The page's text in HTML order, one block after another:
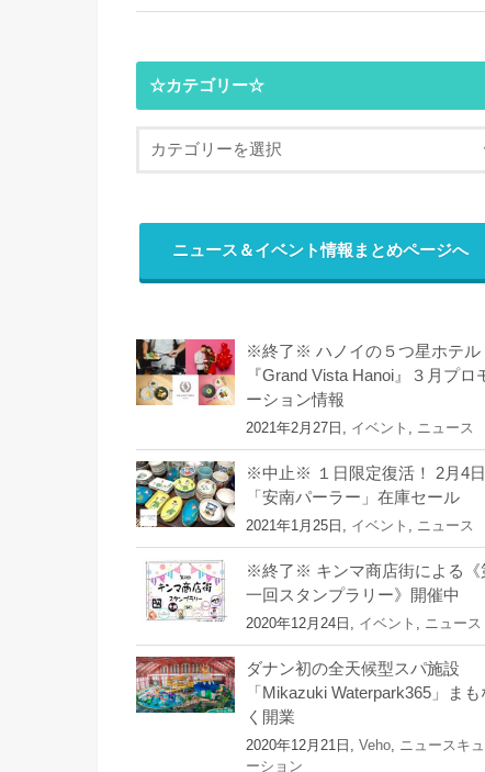
☆カテゴリー☆
ニュース＆イベント情報まとめページへ
※終了※ ハノイの５つ星ホテル
『Grand Vista Hanoi』３月プロ
ーション情報
2021年2月27日, イベント ニュース
※中止※ １日限定復活！ 2月4日
「安南パーラー」在庫セール
2021年1月25日, イベント ニュース
※終了※ キンマ商店街による《
一回スタンプラリー》開催中
2020年12月24日, イベント ニュース
ダナン初の全天候型スパ施設
「Mikazuki Waterpark365」まも
く開業
2020年12月21日, Veho
ニュースキ
ーション